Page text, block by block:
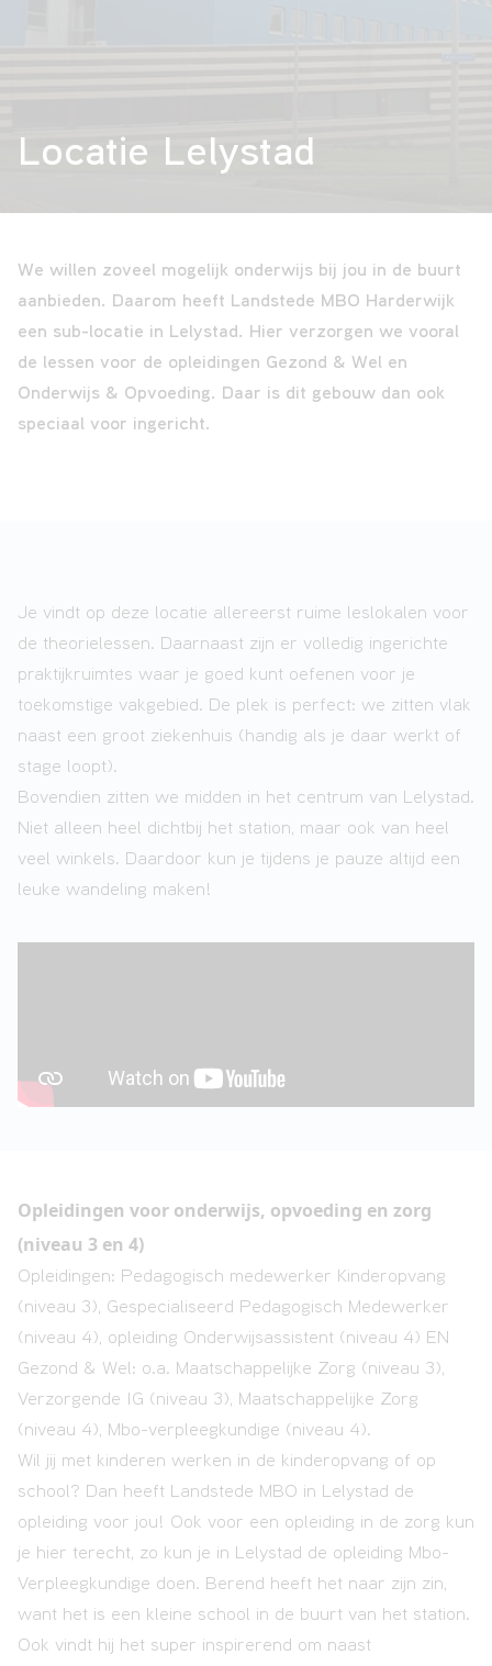
ons
Contact
Locatie Lelystad
We willen zoveel mogelijk onderwijs bij jou in de buurt
aanbieden. Daarom heeft Landstede MBO Harderwijk
een sub-locatie in Lelystad. Hier verzorgen we vooral
de lessen voor de opleidingen Gezond & Wel en
Onderwijs & Opvoeding. Daar is dit gebouw dan ook
speciaal voor ingericht.
Je vindt op deze locatie allereerst ruime leslokalen voor
de theorielessen. Daarnaast zijn er volledig ingerichte
praktijkruimtes waar je goed kunt oefenen voor je
toekomstige vakgebied. De plek is perfect: we zitten vlak
naast een groot ziekenhuis (handig als je daar werkt of
stage loopt).
Bovendien zitten we midden in het centrum van Lelystad.
Niet alleen heel dichtbij het station, maar ook van heel
veel winkels. Daardoor kun je tijdens je pauze altijd een
leuke wandeling maken!
Opleidingen voor onderwijs, opvoeding en zorg
(niveau 3 en 4)
Opleidingen: Pedagogisch medewerker Kinderopvang
(niveau 3), Gespecialiseerd Pedagogisch Medewerker
(niveau 4), opleiding Onderwijsassistent (niveau 4) EN
Gezond & Wel: o.a. Maatschappelijke Zorg (niveau 3),
Verzorgende IG (niveau 3), Maatschappelijke Zorg
(niveau 4), Mbo-verpleegkundige (niveau 4).
Wil jij met kinderen werken in de kinderopvang of op
school? Dan heeft Landstede MBO in Lelystad de
opleiding voor jou! Ook voor een opleiding in de zorg kun
je hier terecht, zo kun je in Lelystad de opleiding Mbo-
Verpleegkundige doen. Berend heeft het naar zijn zin,
want het is een kleine school in de buurt van het station.
Ook vindt hij het super inspirerend om naast